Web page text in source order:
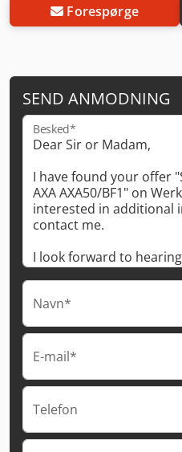
Forespørge
SEND ANMODNING
Besked*
Navn*
E-mail*
Telefon